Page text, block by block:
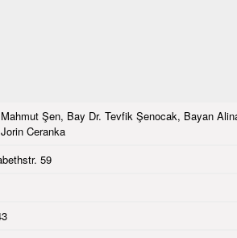
Şen, Bay Dr. Tevfik Şenocak, Bayan
Ceranka
59